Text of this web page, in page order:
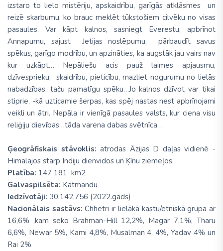
izstaro to lielo mistēriju, apskaidrību, garīgās atklāsmes un
reizē skarbumu, ko brauc meklēt tūkstošiem cilvēku no visas
pasaules. Var kāpt kalnos, sasniegt Everestu, apbrīnot
Annapurnu, sajust Jetijas noslēpumu, pārbaudīt savus
spēkus, garīgo modrību, un apzināties, ka augstāk jau vairs nav
kur uzkāpt… Nepāliešu acis pauž laimes apjausmu,
dzīvesprieku, skaidrību, pieticību, mazliet nogurumu no lielās
nabadzības, taču pamatīgu spēku…Jo kalnos dzīvot var tikai
stiprie, -kā uzticamie šerpas, kas spēj nastas nest apbrīnojami
veikli un ātri. Nepāla ir vienīgā pasaules valsts, kur ciena visu
reliģiju dievības…tāda varena dabas svētnīca…
Ģeogrāfiskais stāvoklis:atrodas Āzijas D daļas vidienē -
Himalajos starp Indiju dienvidos un Ķīnu ziemeļos.
Platība: 147 181 km2
Galvaspilsēta: Katmandu
Iedzīvotāji: 30,142,756 (2022.gads)
Nacionālais sastāvs:Chhetri ir lielākā kastu/etniskā grupa ar
16,6% ,kam seko Brahman-Hill 12,2%, Magar 7,1%, Tharu
6,6%, Newar 5%, Kami 4,8%, Musalman 4, 4%, Yadav 4% un
Rai 2%